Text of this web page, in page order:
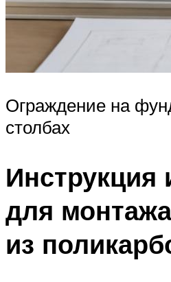
Ограждение на
столбах
Инструкция
для
из